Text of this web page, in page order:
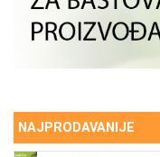
NAJPRODAVANIJE